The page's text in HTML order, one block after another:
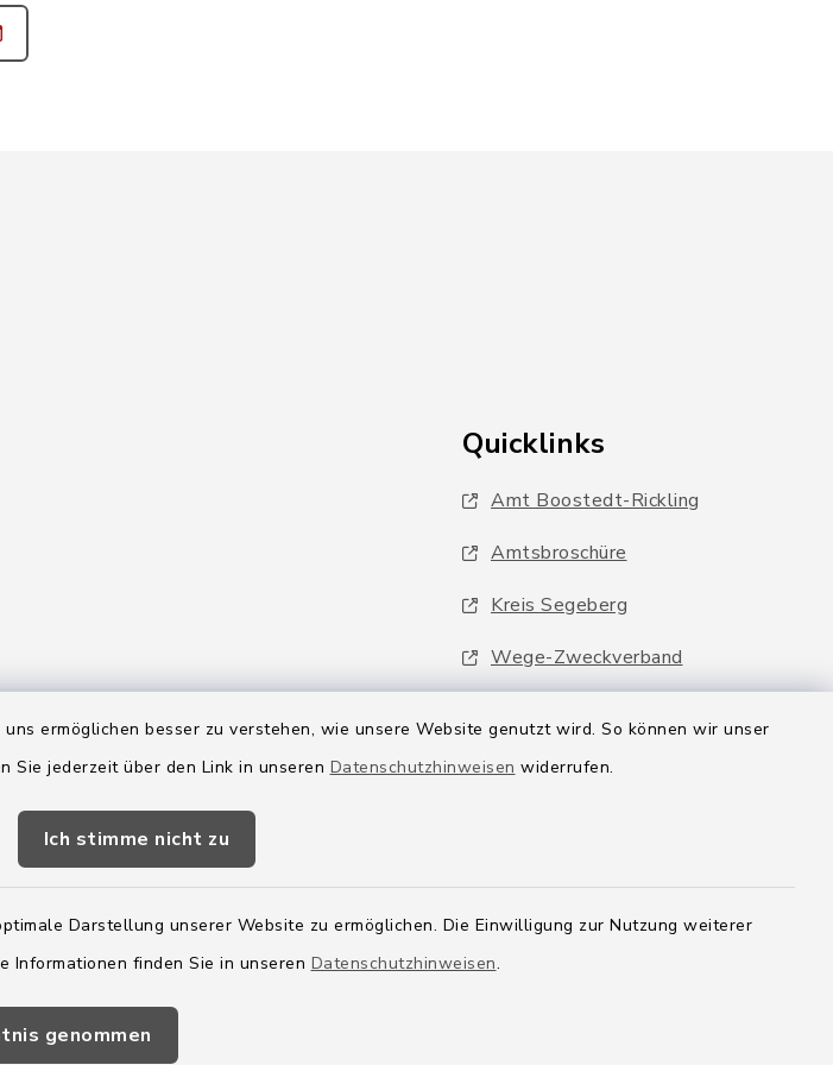
ermöglichen besser zu verstehen, wie unsere Website genutzt wird. So können wir unser
Sie jederzeit über den Link in unseren Datenschutzhinweisen widerrufen.
Ich stimme nicht zu
Darstellung unserer Website zu ermöglichen. Die Einwilligung zur Nutzung weiterer
Informationen finden Sie in unseren Datenschutzhinweisen.
genommen
Quicklinks
Amt Boostedt-Rickling
Amtsbroschüre
Kreis Segeberg
Wege-Zweckverband